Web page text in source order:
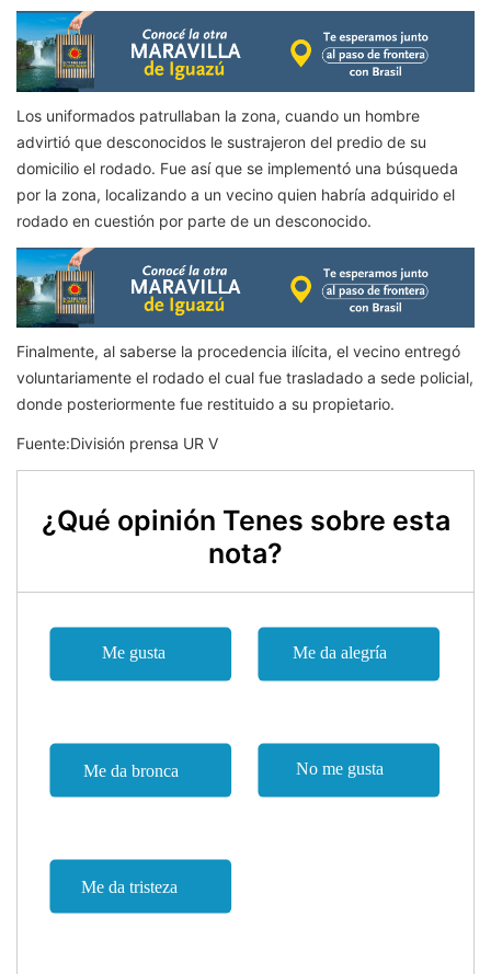
Los uniformados patrullaban la zona, cuando un hombre
advirtió que desconocidos le sustrajeron del predio de su
domicilio el rodado. Fue así que se implementó una búsqueda
por la zona, localizando a un vecino quien habría adquirido el
rodado en cuestión por parte de un desconocido.
Finalmente, al saberse la procedencia ilícita, el vecino entregó
voluntariamente el rodado el cual fue trasladado a sede policial,
donde posteriormente fue restituido a su propietario.
Fuente:División prensa UR V
¿Qué opinión Tenes sobre esta
nota?